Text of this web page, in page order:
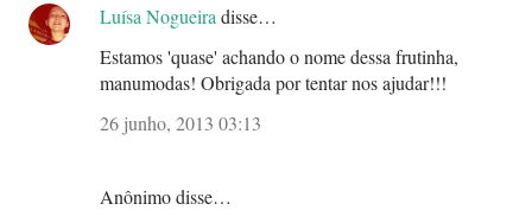
Luísa Nogueiradisse…
Estamos 'quase' achando o nome dessa frutinha,
manumodas! Obrigada por tentar nos ajudar!!!
26 junho, 2013 03:13
Anônimo disse…